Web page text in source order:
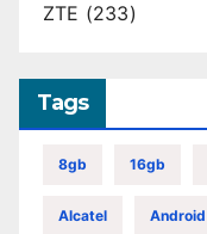
ZTE (233)
Tags
8gb 16gb
Alcatel Android